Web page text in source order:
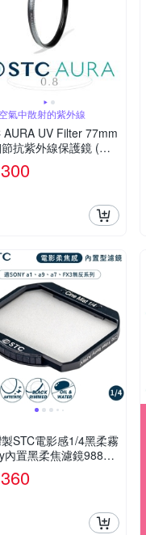
氣中散射的紫外線
AURA UV Filter 77mm
抗紫外線保護鏡 (公
)
STC電影感1/4黑柔霧
內置黑柔焦濾鏡98836
索尼FX3 a1 a7 a9 C R
系列)ND濾鏡ND減光